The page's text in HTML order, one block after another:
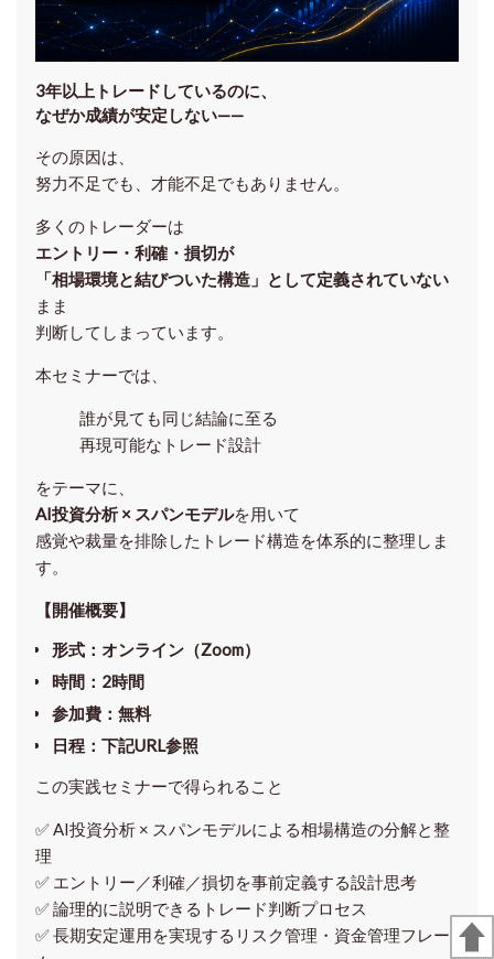
3年以上トレードしているのに、
なぜか成績が安定しない——
その原因は、
努力不足でも、才能不足でもありません。
多くのトレーダーは
エントリー・利確・損切が
「相場環境と結びついた構造」として定義されていない
まま
判断してしまっています。
本セミナーでは、
誰が見ても同じ結論に至る
再現可能なトレード設計
をテーマに、
AI投資分析 × スパンモデルを用いて
感覚や裁量を排除したトレード構造を体系的に整理しま
す。
【開催概要】
形式：オンライン（Zoom）
時間：2時間
参加費：無料
日程：下記URL参照
この実践セミナーで得られること
✅ AI投資分析 × スパンモデルによる相場構造の分解と整
理
✅ エントリー／利確／損切を事前定義する設計思考
✅ 論理的に説明できるトレード判断プロセス
✅ 長期安定運用を実現するリスク管理・資金管理フレー